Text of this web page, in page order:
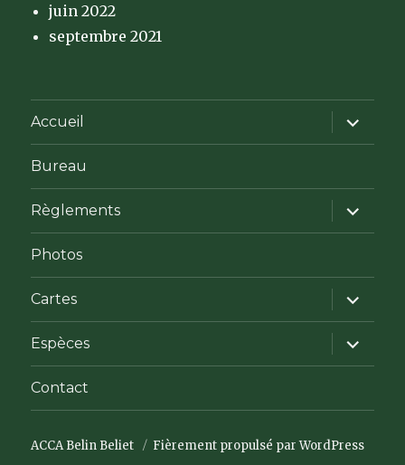
juin 2022
septembre 2021
Accueil
ouvrir
le
sous-
Bureau
Règlements
ouvrir
le
sous-
Photos
Cartes
ouvrir
le
sous-
menu
Espèces
ouvrir
le
sous-
Contact
ACCA Belin Beliet Fièrement propulsé par WordPress